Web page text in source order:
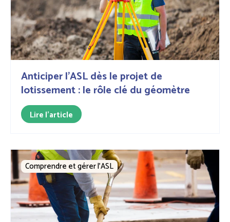
Anticiper l'ASL dès le projet de
lotissement : le rôle clé du géomètre
Lire l'article
Comprendre et gérer l’ASL